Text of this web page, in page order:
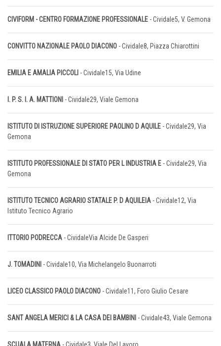
CIVIFORM - CENTRO FORMAZIONE PROFESSIONALE - Cividale5, V. Gemona
CONVITTO NAZIONALE PAOLO DIACONO - Cividale8, Piazza Chiarottini
EMILIA E AMALIA PICCOLI - Cividale15, Via Udine
I. P. S. I. A. MATTIONI - Cividale29, Viale Gemona
ISTITUTO DI ISTRUZIONE SUPERIORE PAOLINO D AQUILE - Cividale29, Via
Gemona
ISTITUTO PROFESSIONALE DI STATO PER L INDUSTRIA E - Cividale29, Via
Gemona
ISTITUTO TECNICO AGRARIO STATALE P. D AQUILEIA - Cividale12, Via
Istituto Tecnico Agrario
ITTORIO PODRECCA - CividaleVia Alcide De Gasperi
J. TOMADINI - Cividale10, Via Michelangelo Buonarroti
LICEO CLASSICO PAOLO DIACONO - Cividale11, Foro Giulio Cesare
SANT ANGELA MERICI & LA CASA DEI BAMBINI - Cividale43, Viale Gemona